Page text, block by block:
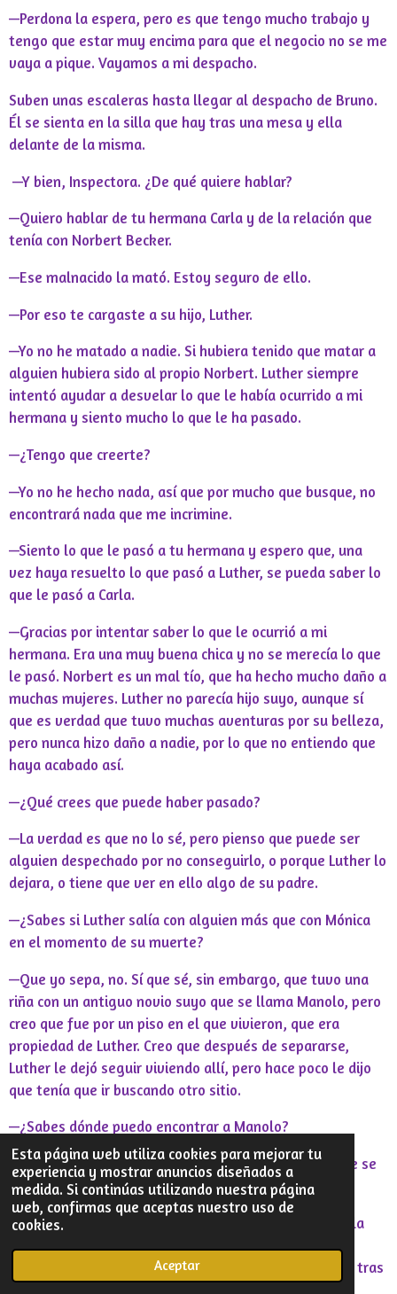
Esta página web utiliza cookies para mejorar tu
experiencia y mostrar anuncios diseñados a
medida. Si continúas utilizando nuestra página
web, confirmas que aceptas nuestro uso de
cookies.
Aceptar
—Perdona la espera, pero es que tengo mucho trabajo y
tengo que estar muy encima para que el negocio no se me
vaya a pique. Vayamos a mi despacho.
Suben unas escaleras hasta llegar al despacho de Bruno.
Él se sienta en la silla que hay tras una mesa y ella
delante de la misma.
—Y bien, Inspectora. ¿De qué quiere hablar?
—Quiero hablar de tu hermana Carla y de la relación que
tenía con Norbert Becker.
—Ese malnacido la mató. Estoy seguro de ello.
—Por eso te cargaste a su hijo, Luther.
—Yo no he matado a nadie. Si hubiera tenido que matar a
alguien hubiera sido al propio Norbert. Luther siempre
intentó ayudar a desvelar lo que le había ocurrido a mi
hermana y siento mucho lo que le ha pasado.
—¿Tengo que creerte?
—Yo no he hecho nada, así que por mucho que busque, no
encontrará nada que me incrimine.
—Siento lo que le pasó a tu hermana y espero que, una
vez haya resuelto lo que pasó a Luther, se pueda saber lo
que le pasó a Carla.
—Gracias por intentar saber lo que le ocurrió a mi
hermana. Era una muy buena chica y no se merecía lo que
le pasó. Norbert es un mal tío, que ha hecho mucho daño a
muchas mujeres. Luther no parecía hijo suyo, aunque sí
que es verdad que tuvo muchas aventuras por su belleza,
pero nunca hizo daño a nadie, por lo que no entiendo que
haya acabado así.
—¿Qué crees que puede haber pasado?
—La verdad es que no lo sé, pero pienso que puede ser
alguien despechado por no conseguirlo, o porque Luther lo
dejara, o tiene que ver en ello algo de su padre.
—¿Sabes si Luther salía con alguien más que con Mónica
en el momento de su muerte?
—Que yo sepa, no. Sí que sé, sin embargo, que tuvo una
riña con un antiguo novio suyo que se llama Manolo, pero
creo que fue por un piso en el que vivieron, que era
propiedad de Luther. Creo que después de separarse,
Luther le dejó seguir viviendo allí, pero hace poco le dijo
que tenía que ir buscando otro sitio.
—¿Sabes dónde puedo encontrar a Manolo?
—Trabaja en una zapatería. Espera que te indico dónde se
encuentra.
Bruno le enseña un mapa en el ordenador y señala a la
Inspectora el lugar en el cual se encuentra el
establecimiento. Después, la Inspectora se levanta y tras